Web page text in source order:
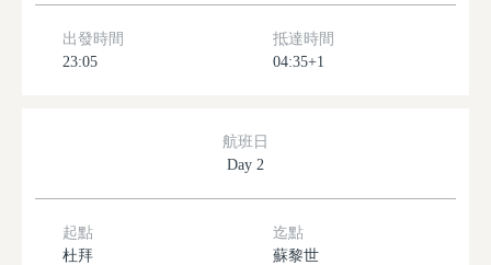
出發時間
23:05
抵達時間
04:35+1
航班日
Day 2
起點
杜拜
迄點
蘇黎世